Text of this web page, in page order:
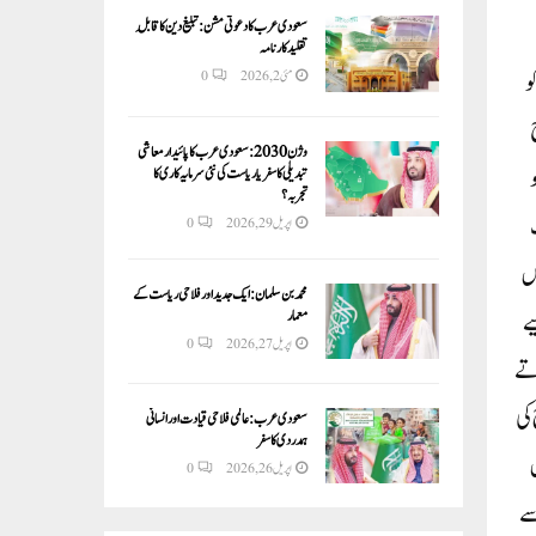
سعودی عرب کا دعوتی مشن: تبلیغ دین کا قابلِ
تقلید کارنامہ
مئی 2, 2026 0
وژن 2030:سعودی عرب کا پائیدار معاشی
تبدیلی کا سفر یا ریاست کی نئی سرمایہ کاری کا
تجربہ؟
اپریل 29, 2026 0
محمد بن سلمان: ایک جدید اور فلاحی ریاست کے
معمار
اپریل 27, 2026 0
سعودی عرب: عالمی فلاحی قیادت اور انسانی
ہمدردی کا سفر
اپریل 26, 2026 0